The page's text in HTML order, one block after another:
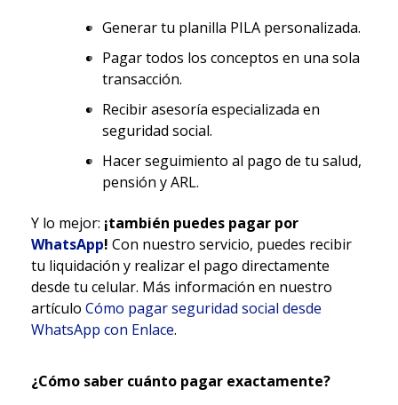
Generar tu planilla PILA personalizada.
Pagar todos los conceptos en una sola
transacción.
Recibir asesoría especializada en
seguridad social.
Hacer seguimiento al pago de tu salud,
pensión y ARL.
Y lo mejor: ¡también puedes pagar por
WhatsApp! Con nuestro servicio, puedes recibir
tu liquidación y realizar el pago directamente
desde tu celular. Más información en nuestro
artículo Cómo pagar seguridad social desde
WhatsApp con Enlace.
¿Cómo saber cuánto pagar exactamente?